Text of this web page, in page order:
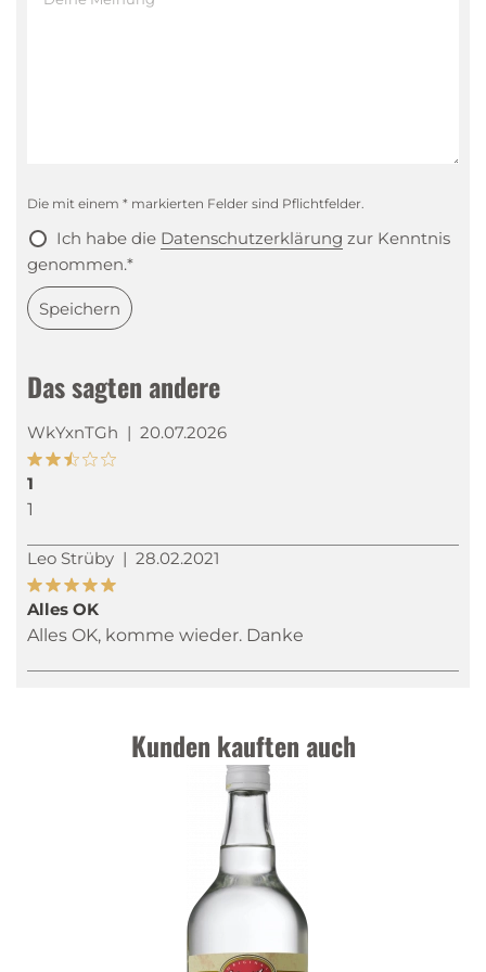
Das sagten andere
WkYxnTGh | 20.07.2026
1
1
Leo Strüby | 28.02.2021
Alles OK
Alles OK, komme wieder. Danke
Die mit einem * markierten Felder sind Pflichtfelder.
Ich habe die Datenschutzerklärung zur Kenntnis
genommen.*
Speichern
Kunden kauften auch